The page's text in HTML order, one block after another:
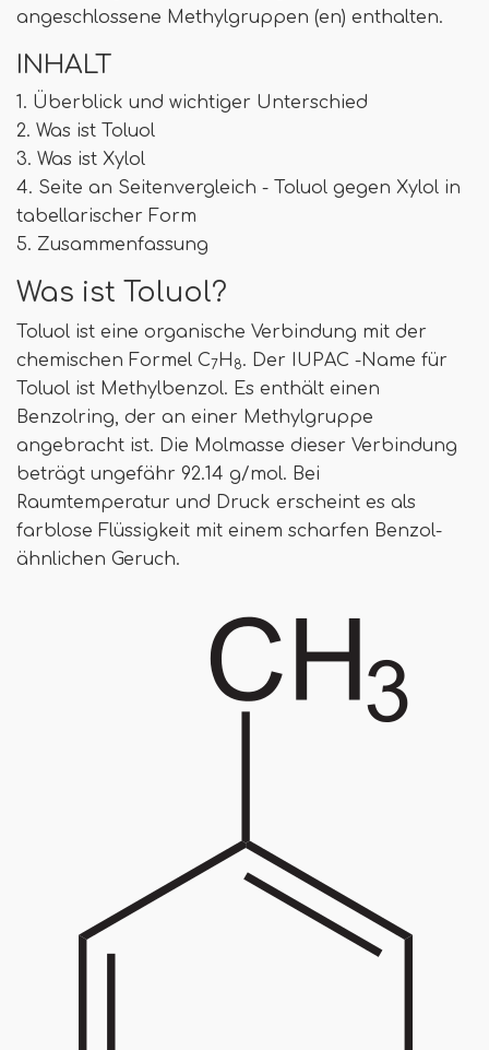
angeschlossene Methylgruppen (en) enthalten.
INHALT
1. Überblick und wichtiger Unterschied
2. Was ist Toluol
3. Was ist Xylol
4. Seite an Seitenvergleich - Toluol gegen Xylol in
tabellarischer Form
5. Zusammenfassung
Was ist Toluol?
Toluol ist eine organische Verbindung mit der
chemischen Formel C7H 8. Der IUPAC -Name für
Toluol ist Methylbenzol. Es enthält einen
Benzolring, der an einer Methylgruppe
angebracht ist. Die Molmasse dieser Verbindung
beträgt ungefähr 92.14 g/mol. Bei
Raumtemperatur und Druck erscheint es als
farblose Flüssigkeit mit einem scharfen Benzol-
ähnlichen Geruch.